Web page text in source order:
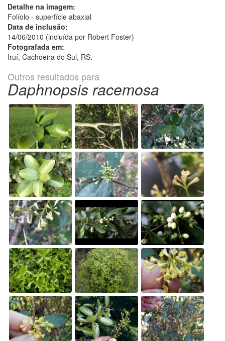
Detalhe na imagem:
Folíolo - superfície abaxial
Data de inclusão:
14/06/2010 (incluída por Robert Foster)
Fotografada em:
Iruí, Cachoeira do Sul, RS.
Outros resultados para
Daphnopsis racemosa